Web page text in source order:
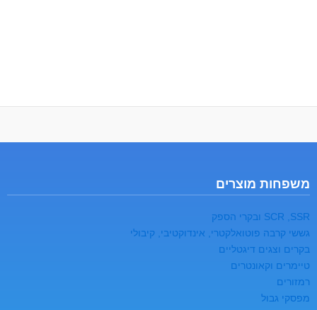
משפחות מוצרים
SCR ,SSR ובקרי הספק
גששי קרבה פוטואלקטרי, אינדוקטיבי, קיבולי
בקרים וצגים דיגטליים
טיימרים וקאונטרים
רמזורים
מפסקי גבול